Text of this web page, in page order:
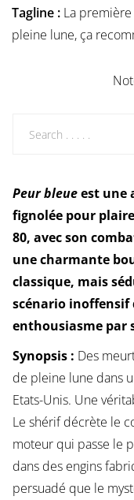
Tagline : La
pleine lune, ça
Peur bleueest une
fignolée pour
80, avec son
une charmante
classique, mais
scénario inoffensif
enthousiasme par
Synopsis : Des
de pleine lune dans
Etats-Unis. Une
Le shérif décrète le
moteur qui passe le
dans des engins
persuadé que le